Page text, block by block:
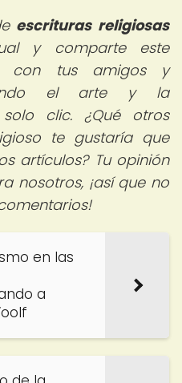
escrituras religiosas
y comparte este
con tus amigos y
el arte y la
clic. ¿Qué otros
te gustaría que
artículos? Tu opinión
nosotros, ¡así que no
en las
a